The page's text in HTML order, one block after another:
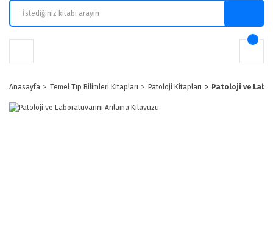
Anasayfa Temel Tıp Bilimleri Kitapları Patoloji Kitapları Patoloji ve